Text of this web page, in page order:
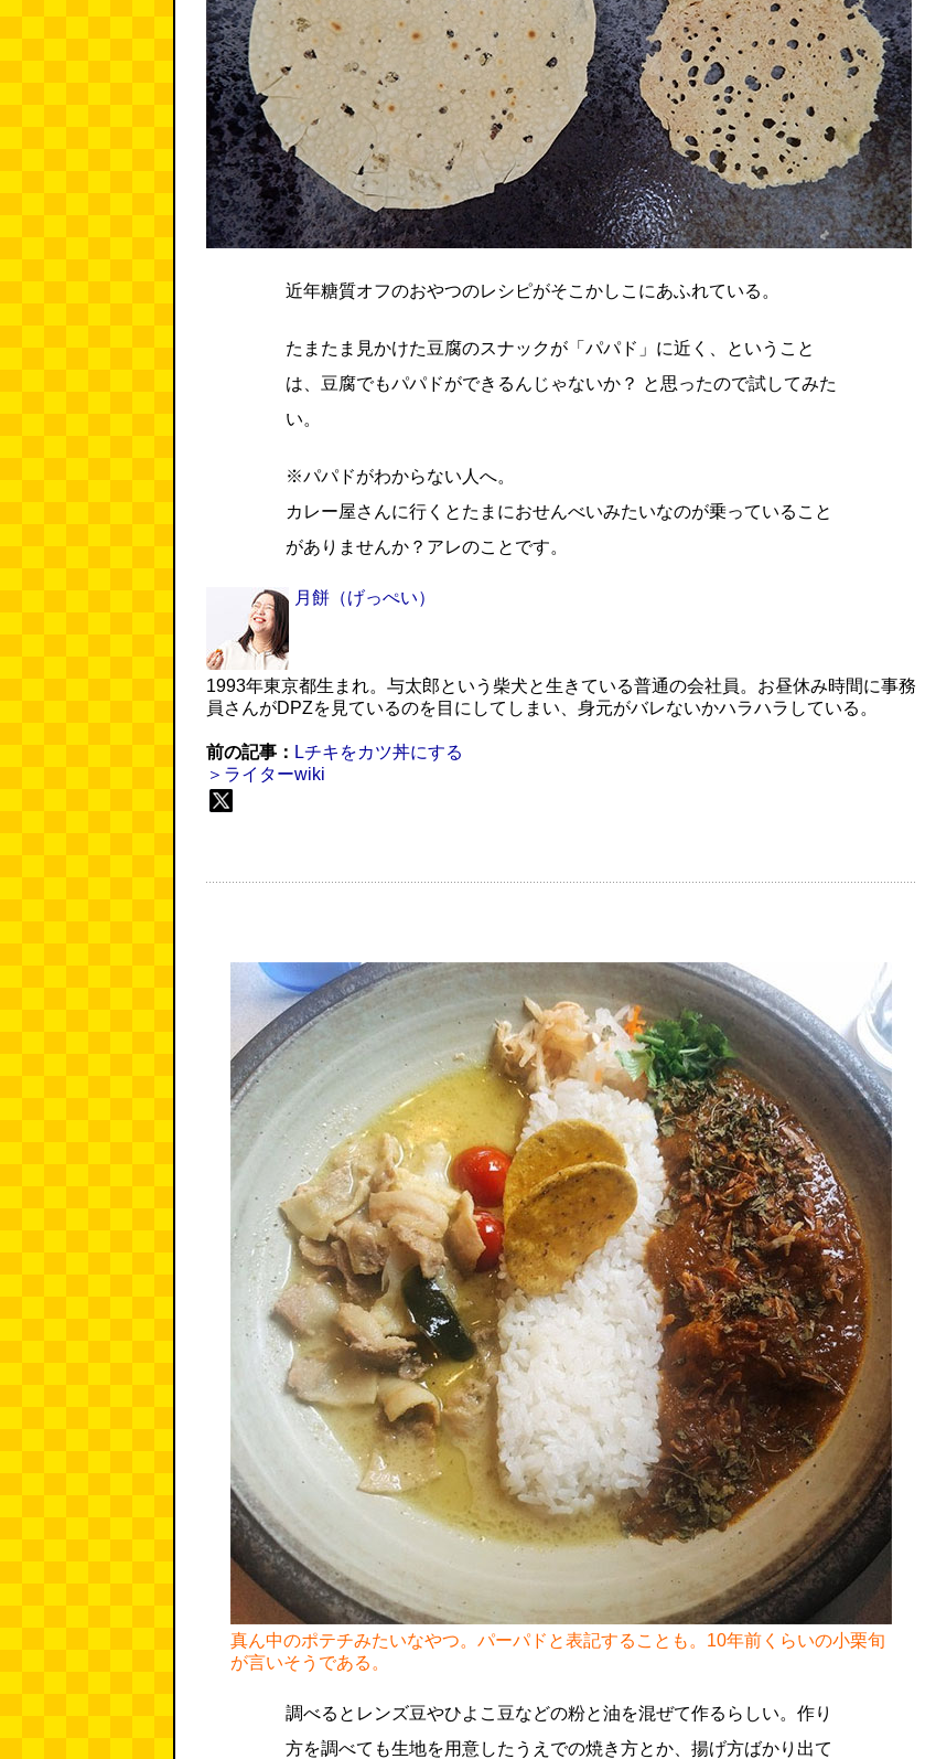
近年糖質オフのおやつのレシピがそこかしこにあふれている。
たまたま見かけた豆腐のスナックが「パパド」に近く、ということ
は、豆腐でもパパドができるんじゃないか？ と思ったので試してみた
い。
※パパドがわからない人へ。
カレー屋さんに行くとたまにおせんべいみたいなのが乗っていること
がありませんか？アレのことです。
月餅 （げっぺい）
1993年東京都生まれ。与太郎という柴犬と生きている普通の会社員。お昼休み時間に事務
員さんがDPZを見ているのを目にしてしまい、身元がバレないかハラハラしている。
前の記事： Lチキをカツ丼にする
＞ライターwiki
真ん中のポテチみたいなやつ。パーパドと表記することも。10年前くらいの小栗旬
が言いそうである。
調べるとレンズ豆やひよこ豆などの粉と油を混ぜて作るらしい。作り
方を調べても生地を用意したうえでの焼き方とか、揚げ方ばかり出て